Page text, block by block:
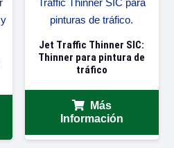
Jet Traffic Thinner SIC:
Thinner para pintura de
tráfico
Más
Información